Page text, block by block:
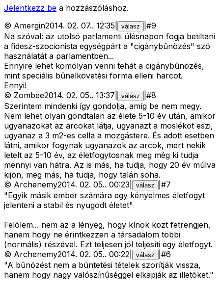
Jelentkezz be a hozzászóláshoz.
© Amergin2014. 02. 07.. 12:35 válasz #9
Na szóval: az utolsó parlamenti ülésnapon fogja betiltani
a fidesz-szocionista egységpárt a "cigánybûnözés" szó
használatát a parlamentben...
Ennyire lehet komolyan venni tehát a cigánybûnözés,
mint speciális bûnelkövetési forma elleni harcot.
Ennyi!
© Zombee2014. 02. 05.. 13:37 válasz #8
Szerintem mindenki így gondolja, amíg be nem megy.
Nem lehet olyan gondtalan az élete 5-10 év után, amikor
ugyanazokat az arcokat látja, ugyanazt a moslékot eszi,
ugyanaz a 3 m2-es cella a mozgástere. És adott esetben
látni, amikor fogynak ugyanazok az arcok, mert nekik
letelt az 5-10 év, az életfogytosnak meg még ki tudja
mennyi van hátra. Az is más, ha tudja, hogy 20 év múlva
kijön, meg más, ha tudja, hogy talán soha.
© Archenemy2014. 02. 05.. 00:23 válasz #7
"Egyik másik ember számára egy kényelmes életfogyt
jelenteni a stabil és nyugodt életet"
Felõlem... nem az a lényeg, hogy kínok közt fetrengjen,
hanem hogy ne érintkezzen a társadalom többi
(normális) részével. Ezt teljesen jól teljesíti egy életfogyt.
© Archenemy2014. 02. 05.. 00:22 válasz #6
"A bûnözést nem a büntetési tételek szorítják vissza,
hanem hogy nagy valószínûséggel elkapják az illetõket."